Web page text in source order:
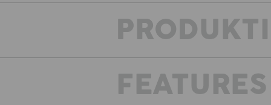
FEATURES